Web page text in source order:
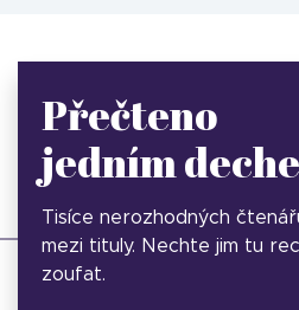
Přečteno
jedním
Tisíce nerozhodných
mezi tituly. Nechte jim tu
zoufat.